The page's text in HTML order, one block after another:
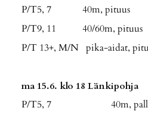
P/T5, 7 40m,
P/T9, 11 40/60m,
P/T 13+, M/N pika-aidat,
ma 15.6. klo 18 Länkipohja
P/T5, 7 40m,